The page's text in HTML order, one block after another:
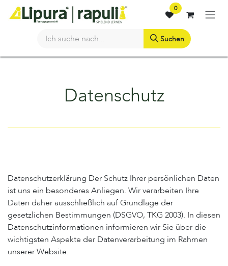
Zum Inhalt springen 0
Suchen
Datenschutz
Datenschutzerklärung Der Schutz Ihrer persönlichen Daten
ist uns ein besonderes Anliegen. Wir verarbeiten Ihre
Daten daher ausschließlich auf Grundlage der
gesetzlichen Bestimmungen (DSGVO, TKG 2003). In diesen
Datenschutzinformationen informieren wir Sie über die
wichtigsten Aspekte der Datenverarbeitung im Rahmen
unserer Website.